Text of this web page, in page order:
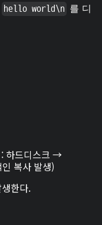
hello world\n 를 디
: 하드디스크 →
복사 발생)
한다.